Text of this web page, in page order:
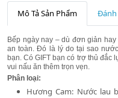
Mô Tả Sản Phẩm Đánh
Bếp ngày nay – dù đơn giản
an toàn. Đó là lý do tại sao n
bạn. Có GIFT bạn có trợ thủ đắc
vui nấu ăn thêm trọn vẹn.
Phân loại:
Hương Cam: Nước lau